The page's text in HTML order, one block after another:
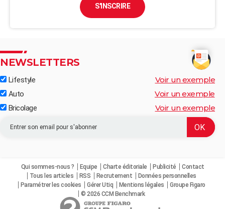
S'INSCRIRE
NEWSLETTERS
Lifestyle Voir un exemple
Auto Voir un exemple
Bricolage Voir un exemple
Qui sommes-nous ? Equipe Charte éditoriale Publicité
Contact
Tous les articles
RSS Recrutement
Données personnelles
Paramétrer les cookies
Gérer Utiq Mentions légales
Groupe Figaro
© 2026 CCM Benchmark